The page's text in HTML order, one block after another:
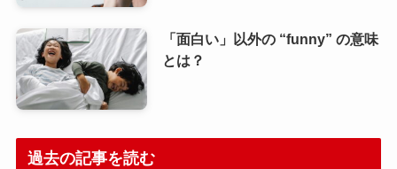
「面白い」以外の “funny” の意味
とは？
過去の記事を読む